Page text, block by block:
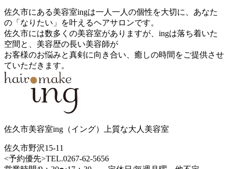
佐久市にある美容室ingは一人一人の個性を大切に、あなた
の「なりたい」を叶えるヘアサロンです。
佐久市には数多くの美容室がありますが、ingは落ち着いた
空間と、美容歴の長い美容師が
お客様のお悩みと真剣に向き合い、癒しの時間をご提供させ
ていただきます。
佐久市美容室ing（イング）上質な大人美容室
佐久市野沢15-11
<予約優先>TEL.0267-62-5656